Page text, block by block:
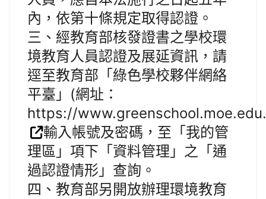
內，依第十條規定取得認證。
三、經教育部核發證書之學校環
境教育人員認證及展延資訊，請
逕至教育部「綠色學校夥伴網絡
平臺」(網址：
https://
輸入帳號及密碼，至「我的管
理區」項下「資料管理」之「通
過認證情形」查詢。
四、教育部另開放辦理環境教育